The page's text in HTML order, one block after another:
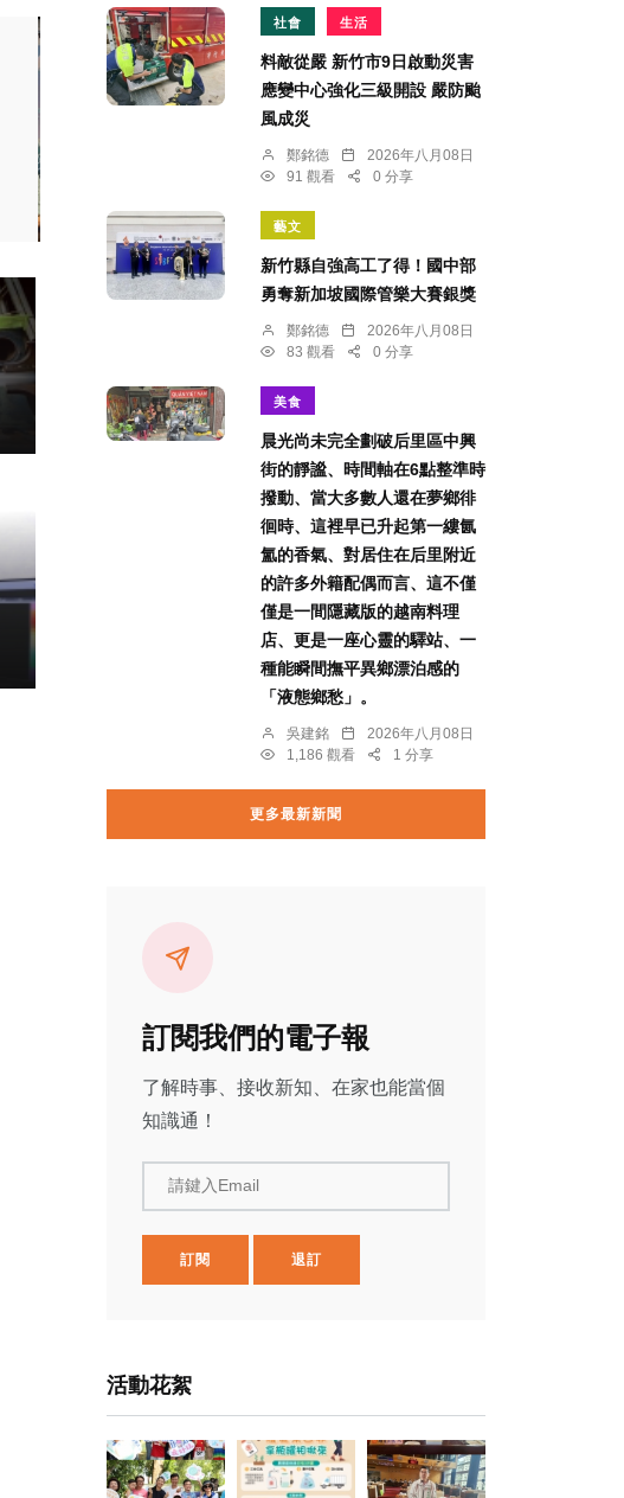
社會 生活
料敵從嚴 新竹市9日啟動災害
應變中心強化三級開設 嚴防颱
風成災
鄭銘德
2026年八月08日
91 觀看
0 分享
藝文
新竹縣自強高工了得！國中部
勇奪新加坡國際管樂大賽銀獎
鄭銘德
2026年八月08日
83 觀看
0 分享
美食
晨光尚未完全劃破后里區中興
街的靜謐、時間軸在6點整準時
撥動、當大多數人還在夢鄉徘
徊時、這裡早已升起第一縷氤
氳的香氣、對居住在后里附近
的許多外籍配偶而言、這不僅
僅是一間隱藏版的越南料理
店、更是一座心靈的驛站、一
種能瞬間撫平異鄉漂泊感的
「液態鄉愁」。
吳建銘
2026年八月08日
1,186 觀看
1 分享
更多最新新聞
訂閱我們的電子報
了解時事、接收新知、在家也能當個
知識通！
請鍵入Email
訂閱 退訂
活動花絮